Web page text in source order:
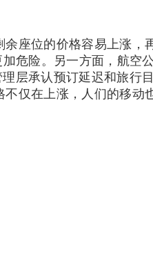
座位的价格容易上涨，
危险。另一方面，航空
层承认预订延迟和旅行
仅在上涨，人们的移动